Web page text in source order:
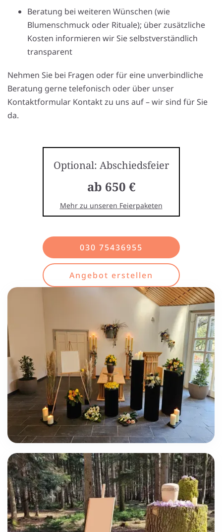
Beratung bei weiteren Wünschen (wie
Blumenschmuck oder Rituale); über zusätzliche
Kosten informieren wir Sie selbstverständlich
transparent
Nehmen Sie bei Fragen oder für eine unverbindliche
Beratung gerne telefonisch oder über unser
Kontaktformular Kontakt zu uns auf – wir sind für Sie
da.
Optional: Abschiedsfeier
ab 650 €
Mehr zu unseren Feierpaketen
030 75436955
Angebot erstellen